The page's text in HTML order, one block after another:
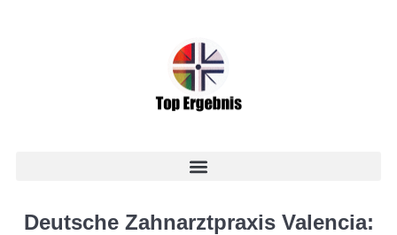
Deutsche Zahnarztpraxis Valencia: